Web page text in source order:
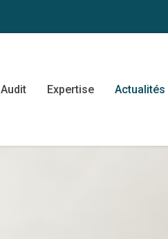
Audit Expertise Actualités